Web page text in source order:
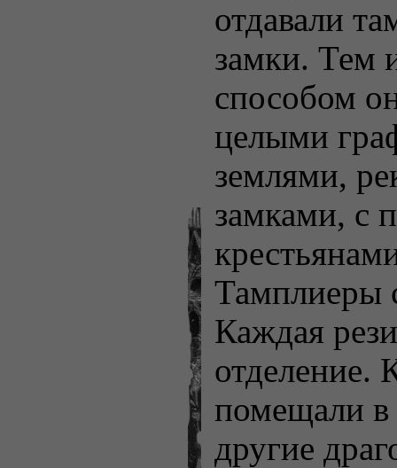
отдавали
замки. Тем
способом
целыми
землями,
замками, с
Тамплиеры
Каждая
отделение.
помещали в
другие